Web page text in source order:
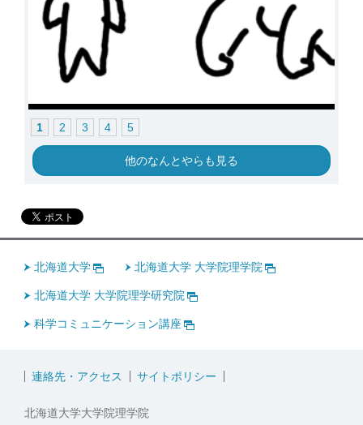
1 2 3 4 5
他のなんとやらも見る
北海道大学 北海道大学 大学院理学院
北海道大学 大学院理学研究院
科学コミュニケーション講座
連絡先・アクセス サイトポリシー
北海道大学大学院理学院